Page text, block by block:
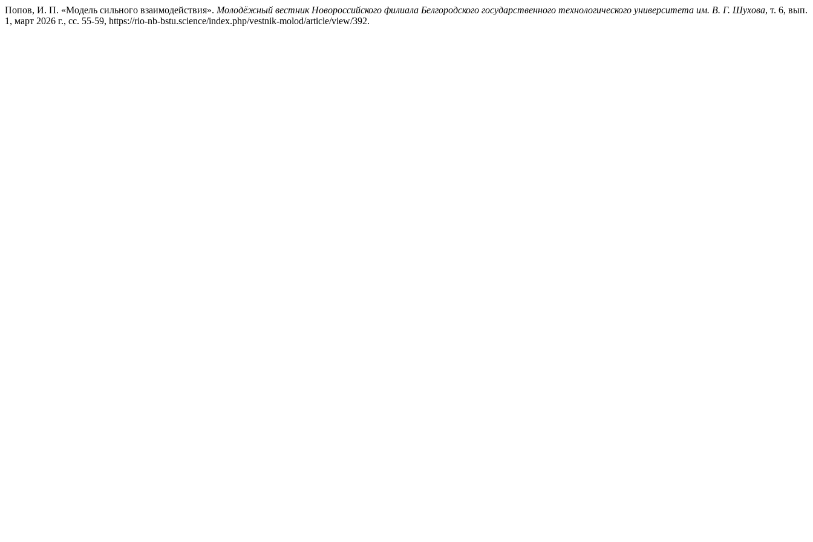
Попов, И. П. «Модель сильного взаимодействия». Молодёжный вестник Новороссийского филиала Белгородского государственного технологического университета им. В. Г. Шухова, т. 6, вып.
1, март 2026 г., сс. 55-59, https://rio-nb-bstu.science/index.php/vestnik-molod/article/view/392.